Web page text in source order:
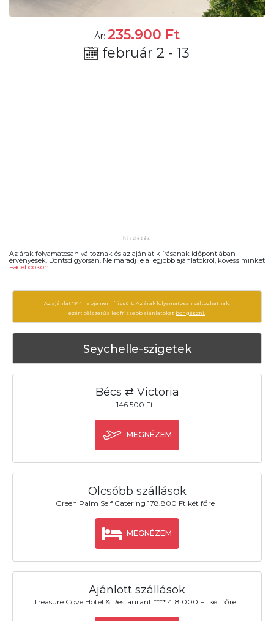
Ár: 235.900 Ft
február 2 - 13
Az árak folyamatosan változnak és az ajánlat kiírásanak időpontjában
érvényesek. Döntsd gyorsan. Ne maradj le a legjobb ajánlatokról, kövess minket
Facebookon!
Az ajánlat 1914 napja nem frissült. Az árak folyamatosan változhatnak,
ezért célszerű a legfrissebb ajánlatokat böngészni.
Seychelle-szigetek
Bécs ⇄ Victoria
146.500 Ft
MEGNÉZEM
Olcsóbb szállások
Green Palm Self Catering 178.800 Ft két főre
MEGNÉZEM
Ajánlott szállások
Treasure Cove Hotel & Restaurant **** 418.000 Ft két főre